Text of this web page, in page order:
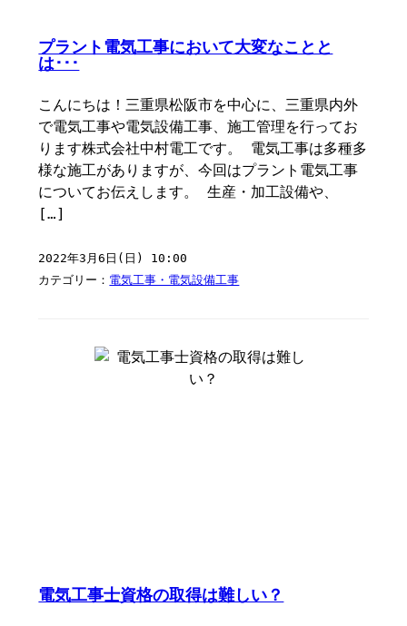
プラント電気工事において大変なことと
は･･･
こんにちは！三重県松阪市を中心に、三重県内外
で電気工事や電気設備工事、施工管理を行ってお
ります株式会社中村電工です。 電気工事は多種多
様な施工がありますが、今回はプラント電気工事
についてお伝えします。 生産・加工設備や、
[…]
2022年3月6日(日) 10:00
カテゴリー： 電気工事・電気設備工事
電気工事士資格の取得は難しい？